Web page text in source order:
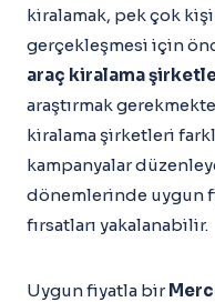
kiralamak, pek çok
gerçekleşmesi için
araç kiralama
araştırmak
kiralama şirketleri
kampanyalar
dönemlerinde uygun
fırsatları yakalanabilir.
Uygun fiyatla bir